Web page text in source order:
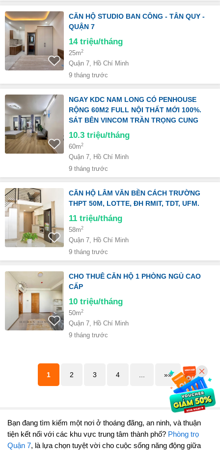
CĂN HỘ STUDIO BAN CÔNG - TÂN QUY -
QUẬN 7
14 triệu/tháng
25m2
Quận 7, Hồ Chí Minh
9 tháng trước
NGAY KDC NAM LONG CÓ PENHOUSE
RỘNG 60M2 FULL NỘI THẤT MỚI 100%.
SÁT BÊN VINCOM TRẦN TRỌNG CUNG
10.3 triệu/tháng
60m2
Quận 7, Hồ Chí Minh
9 tháng trước
CĂN HỘ LÂM VĂN BỀN CÁCH TRƯỜNG
THPT 50M, LOTTE, ĐH RMIT, TDT, UFM.
11 triệu/tháng
58m2
Quận 7, Hồ Chí Minh
9 tháng trước
CHO THUÊ CĂN HỘ 1 PHÒNG NGỦ CAO
CẤP
10 triệu/tháng
50m2
Quận 7, Hồ Chí Minh
9 tháng trước
1 2 3 4 »»
Bạn đang tìm kiếm một nơi ở thoáng đãng, an ninh, và thuận
tiện kết nối với các khu vực trung tâm thành phố? Phòng trọ
Quận 7, là lựa chọn tuyệt vời cho cuộc sống năng động giữa